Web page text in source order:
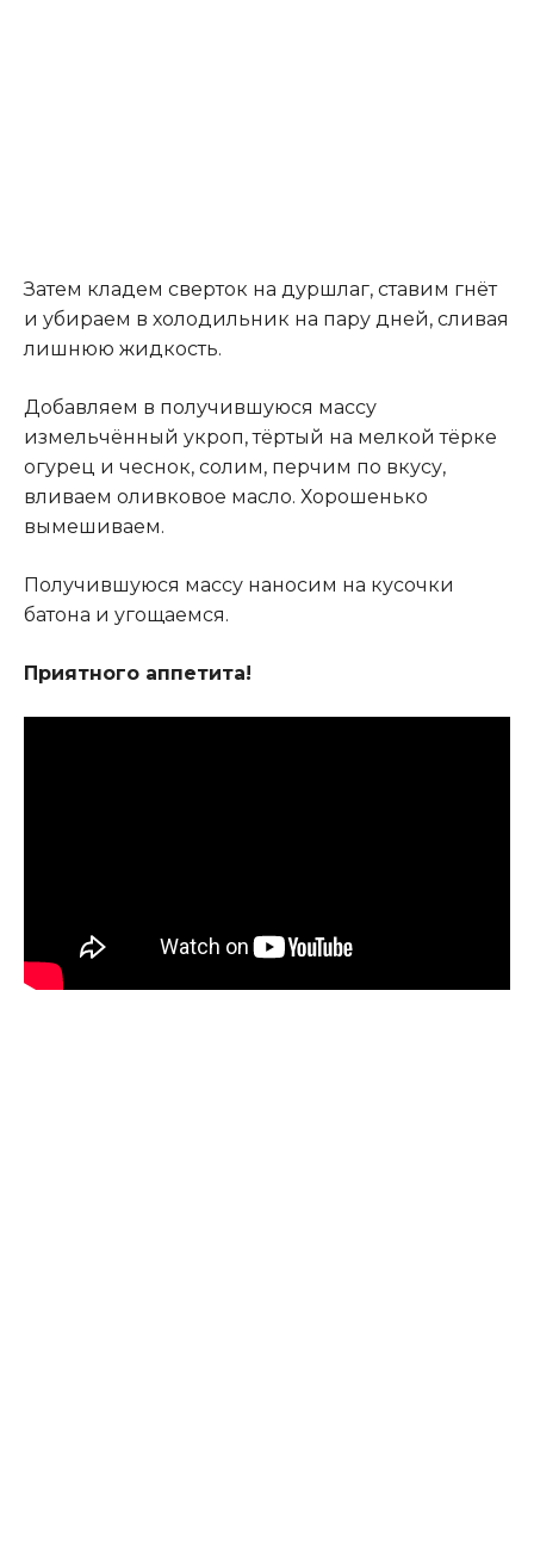
Затем кладем сверток на дуршлаг, ставим гнёт
и убираем в холодильник на пару дней, сливая
лишнюю жидкость.
Добавляем в получившуюся массу
измельчённый укроп, тёртый на мелкой тёрке
огурец и чеснок, солим, перчим по вкусу,
вливаем оливковое масло. Хорошенько
вымешиваем.
Получившуюся массу наносим на кусочки
батона и угощаемся.
Приятного аппетита!